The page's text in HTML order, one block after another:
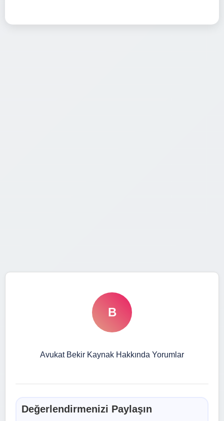
B
Avukat Bekir Kaynak Hakkında Yorumlar
Değerlendirmenizi Paylaşın